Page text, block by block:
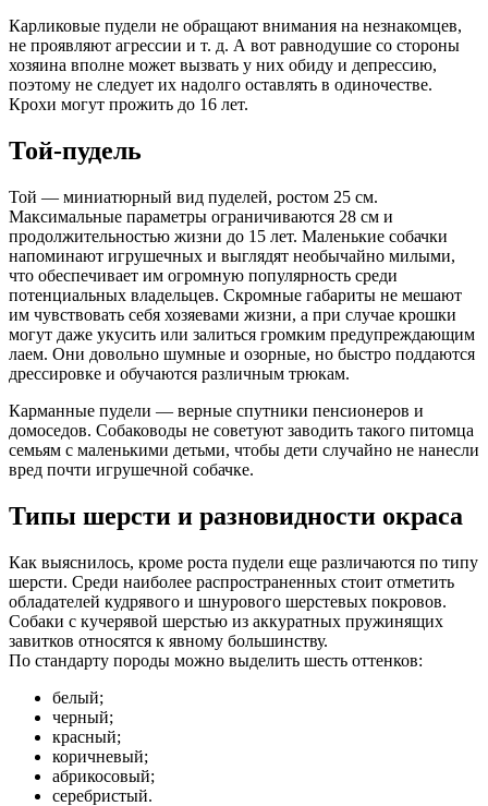
Карликовые пудели не обращают внимания на незнакомцев,
не проявляют агрессии и т. д. А вот равнодушие со стороны
хозяина вполне может вызвать у них обиду и депрессию,
поэтому не следует их надолго оставлять в одиночестве.
Крохи могут прожить до 16 лет.
Той-пудель
Той — миниатюрный вид пуделей, ростом 25 см.
Максимальные параметры ограничиваются 28 см и
продолжительностью жизни до 15 лет. Маленькие собачки
напоминают игрушечных и выглядят необычайно милыми,
что обеспечивает им огромную популярность среди
потенциальных владельцев. Скромные габариты не мешают
им чувствовать себя хозяевами жизни, а при случае крошки
могут даже укусить или залиться громким предупреждающим
лаем. Они довольно шумные и озорные, но быстро поддаются
дрессировке и обучаются различным трюкам.
Карманные пудели — верные спутники пенсионеров и
домоседов. Собаководы не советуют заводить такого питомца
семьям с маленькими детьми, чтобы дети случайно не нанесли
вред почти игрушечной собачке.
Типы шерсти и разновидности окраса
Как выяснилось, кроме роста пудели еще различаются по типу
шерсти. Среди наиболее распространенных стоит отметить
обладателей кудрявого и шнурового шерстевых покровов.
Собаки с кучерявой шерстью из аккуратных пружинящих
завитков относятся к явному большинству.
По стандарту породы можно выделить шесть оттенков:
белый;
черный;
красный;
коричневый;
абрикосовый;
серебристый.